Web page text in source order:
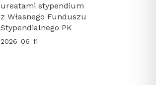
ureatami stypendium
z Własnego Funduszu
Stypendialnego PK
2026-06-11